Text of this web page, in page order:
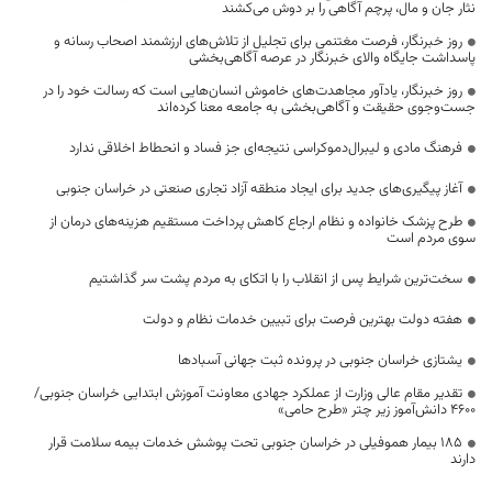
نثار جان و مال، پرچم آگاهی را بر دوش می‌کشند
روز خبرنگار، فرصت مغتنمی برای تجلیل از تلاش‌های ارزشمند اصحاب رسانه و
پاسداشت جایگاه والای خبرنگار در عرصه آگاهی‌بخشی
روز خبرنگار، یادآور مجاهدت‌های خاموش انسان‌هایی است که رسالت خود را در
جست‌وجوی حقیقت و آگاهی‌بخشی به جامعه معنا کرده‌اند
فرهنگ مادی و لیبرال‌دموکراسی نتیجه‌ای جز فساد و انحطاط اخلاقی ندارد
آغاز پیگیری‌های جدید برای ایجاد منطقه آزاد تجاری صنعتی در خراسان جنوبی
طرح پزشک خانواده و نظام ارجاع کاهش پرداخت مستقیم هزینه‌های درمان از
سوی مردم است
سخت‌ترین شرایط پس از انقلاب را با اتکای به مردم پشت سر گذاشتیم
هفته دولت بهترین فرصت برای تبیین خدمات نظام و دولت
یشتازی خراسان جنوبی در پرونده ثبت جهانی آسبادها
تقدیر مقام عالی وزارت از عملکرد جهادی معاونت آموزش ابتدایی خراسان جنوبی/
۴۶۰۰ دانش‌آموز زیر چتر «طرح حامی»
۱۸۵ بیمار هموفیلی در خراسان جنوبی تحت پوشش خدمات بیمه سلامت قرار
دارند